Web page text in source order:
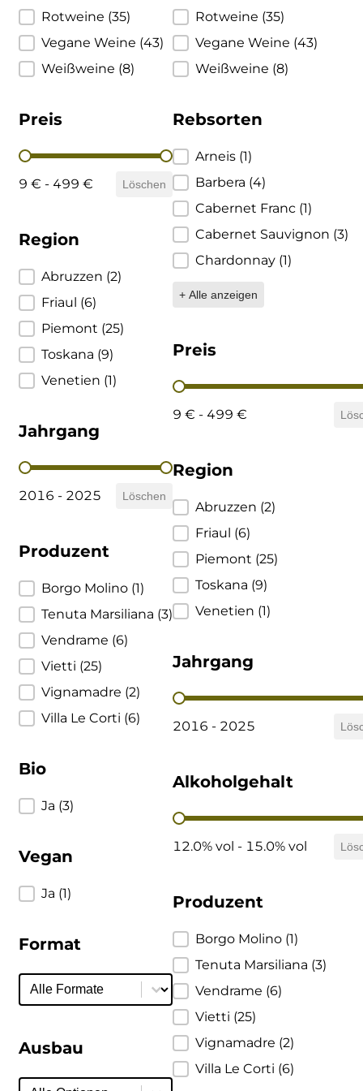
Rotweine (35)
Vegane Weine (43)
Weißweine (8)
Preis
Preis
9 € - 499 € Löschen
Region
Region
Abruzzen (2)
Friaul (6)
Piemont (25)
Toskana (9)
Venetien (1)
Jahrgang
Jahrgang
2016 - 2025 Löschen
Produzent
Produzent
Borgo Molino (1)
Tenuta Marsiliana (3)
Vendrame (6)
Vietti (25)
Vignamadre (2)
Villa Le Corti (6)
Bio
BioJa (3)
Vegan
Vegan
Ja (1)
Format
Format
Format
Ausbau
Ausbau
Ausbau
Rotweine (35)
Vegane Weine (43)
Weißweine (8)
Rebsorten
Rebsorten
Arneis (1)
Barbera (4)
Cabernet Franc (1)
Cabernet Sauvignon (3)
Chardonnay (1)
+ Alle anzeigen
Preis
Preis
9 € - 499 €
Region
Region
Abruzzen (2)
Friaul (6)
Piemont (25)
Toskana (9)
Venetien (1)
Jahrgang
Jahrgang
2016 - 2025
Alkoholgehalt
Alkoholgehalt
12.0% vol - 15.0% vol
Produzent
Produzent
Borgo Molino (1)
Tenuta Marsiliana (3)
Vendrame (6)
Vietti (25)
Vignamadre (2)
Villa Le Corti (6)
Ulta
Venetien
Brigaldara
Brugnano
Cantina di Custoza
Carlotto
Castiglion del Bosco
Ceci 1938
Cherchi
Cipriani
Col di Corte
Contadi Castaldi
Contini
Cordero Mario
Cordero San Giorgio
Decugnano dei Barbi
DeVigili
Famiglia Demelas
Famiglia Olivini
Fondo Antico